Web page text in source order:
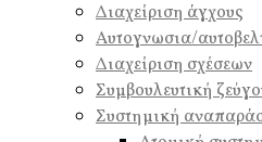
Διαχείριση άγχους
Αυτογνωσια/
Διαχείριση σχέσεων
Συμβουλευτική
Συστημική